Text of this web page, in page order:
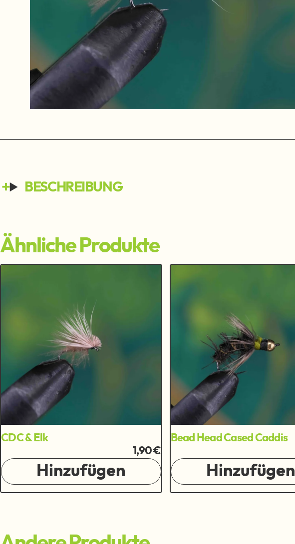
BESCHREIBUNG
Ähnliche Produkte
CDC & Elk
1,90 €
Hinzufügen
Bead Head Cased Caddis
Hinzufügen